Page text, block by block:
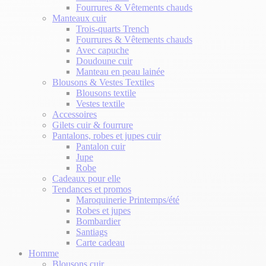
Fourrures & Vêtements chauds
Manteaux cuir
Trois-quarts Trench
Fourrures & Vêtements chauds
Avec capuche
Doudoune cuir
Manteau en peau lainée
Blousons & Vestes Textiles
Blousons textile
Vestes textile
Accessoires
Gilets cuir & fourrure
Pantalons, robes et jupes cuir
Pantalon cuir
Jupe
Robe
Cadeaux pour elle
Tendances et promos
Maroquinerie Printemps/été
Robes et jupes
Bombardier
Santiags
Carte cadeau
Homme
Blousons cuir